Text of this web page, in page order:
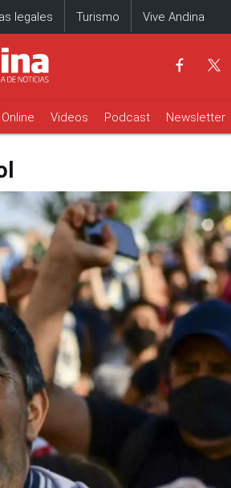
legales Turismo Vive Andina
Videos Podcast Newsletter